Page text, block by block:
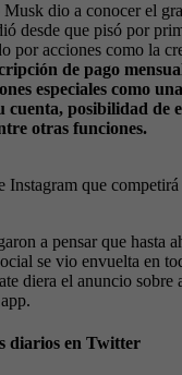
dio a conocer el
desde que pisó por
por acciones como la
de pago
especiales como
cuenta, posibilidad de
otras funciones.
Instagram que
a pensar que hasta
se vio envuelta en
diera el anuncio sobre
diarios en Twitter